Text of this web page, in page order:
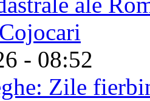
- 08:52
Zile